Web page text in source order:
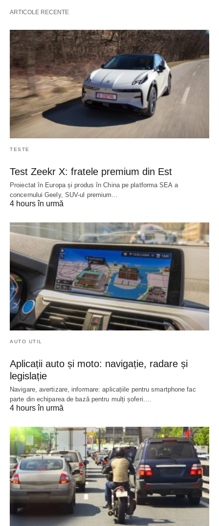
ARTICOLE RECENTE
TESTE
Test Zeekr X: fratele premium din Est
Proiectat în Europa și produs în China pe platforma SEA a
concernului Geely, SUV-ul premium…
4 hours în urmă
AUTO UTIL
Aplicații auto și moto: navigație, radare și
legislație
Navigare, avertizare, informare: aplicațiile pentru smartphone fac
parte din echiparea de bază pentru mulți șoferi.…
4 hours în urmă